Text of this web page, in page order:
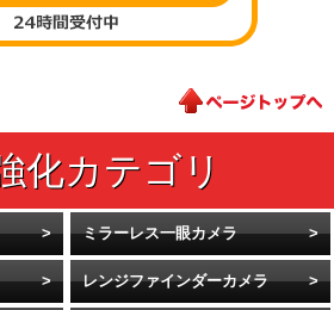
ミラーレス一眼カメラ
レンジファインダーカメラ